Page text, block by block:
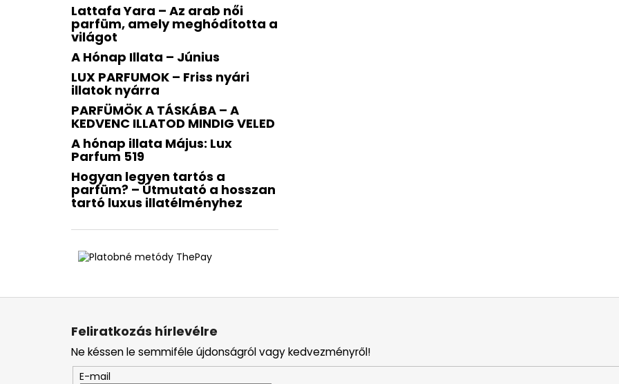
Lattafa Yara – Az arab női
parfüm, amely meghódította a
világot
A Hónap Illata – Június
LUX PARFUMOK – Friss nyári
illatok nyárra
PARFÜMÖK A TÁSKÁBA – A
KEDVENC ILLATOD MINDIG VELED
A hónap illata Május: Lux
Parfum 519
Hogyan legyen tartós a
parfüm? – Útmutató a hosszan
tartó luxus illatélményhez
L
Feliratkozás hírlevélre
Ne késsen le semmiféle újdonságról vagy kedvezményről!
E-mail